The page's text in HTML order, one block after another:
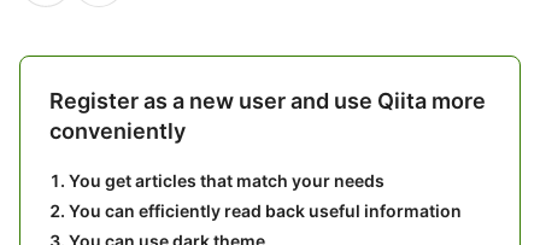
Register as a new user and use Qiita more
conveniently
You get articles that match your needs
You can efficiently read back useful information